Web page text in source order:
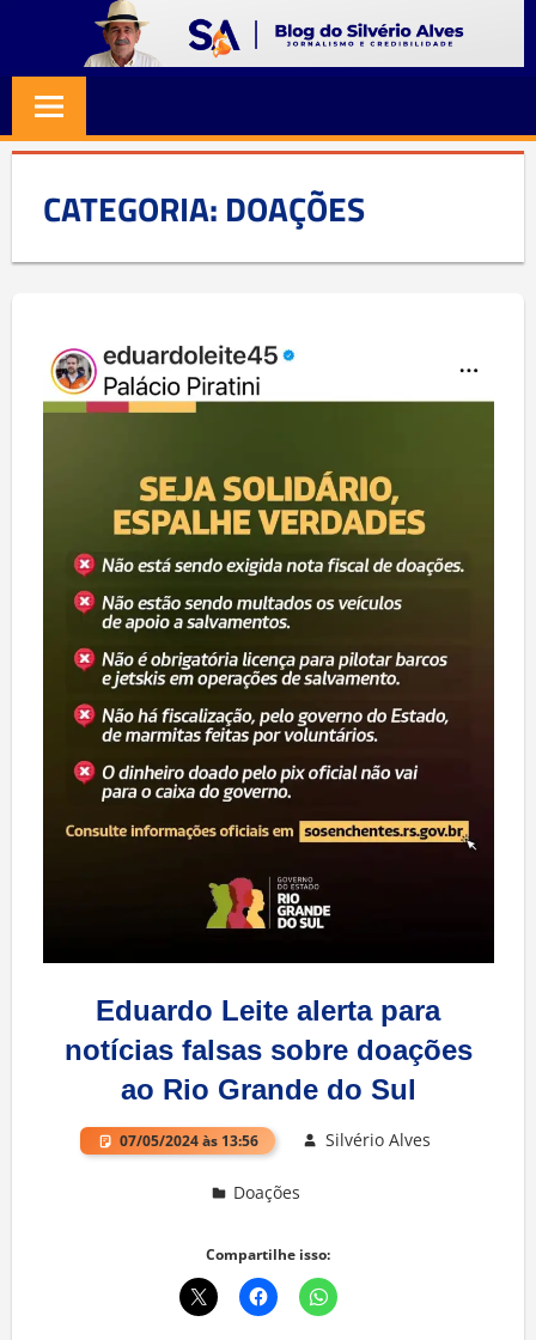
content
SILVERIO
ALVES
Jornalismo
Credibilidade
CATEGORIA: DOAÇÕES
Eduardo Leite alerta para
notícias falsas sobre doações
ao Rio Grande do Sul
07/05/2024 às 13:56 Silvério Alves
Doações
Compartilhe isso: